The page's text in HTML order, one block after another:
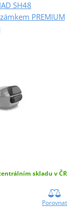
SH48
PREMIUM
skladu v ČR
Porovnat